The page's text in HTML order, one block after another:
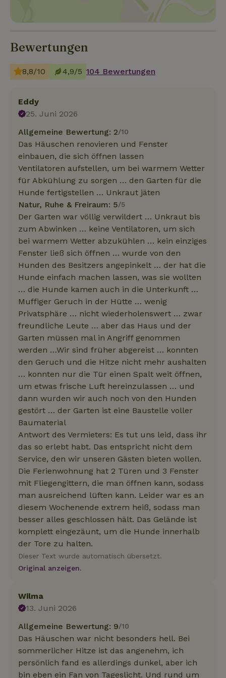
Bewertungen
8,8/10 4,9/5 104 Bewertungen
Eddy
25. Juni 2026
Allgemeine Bewertung: 2/10
Das Häuschen renovieren und Fenster
einbauen, die sich öffnen lassen
Ventilatoren aufstellen, um bei warmem Wetter
für Abkühlung zu sorgen … den Garten für die
Hunde fertigstellen … Unkraut jäten
Natur, Ruhe & Freiraum: 5/5
Der Garten war völlig verwildert … Unkraut bis
zum Abwinken … keine Ventilatoren, um sich
bei warmem Wetter abzukühlen … kein einziges
Fenster ließ sich öffnen … wurde von den
Hunden des Besitzers angepinkelt … der hat die
Hunde einfach machen lassen, was sie wollten
… die Hunde kamen auch in die Unterkunft …
Muffiger Geruch in der Hütte … wenig
Privatsphäre … nicht wiederholenswert … zwar
freundliche Leute … aber das Haus und der
Garten müssen mal in Angriff genommen
werden …Wir sind früher abgereist … konnten
den Geruch und die Hitze nicht mehr aushalten
… konnten nur die Tür einen Spalt weit öffnen,
um etwas frische Luft hereinzulassen … und
dann wurden wir auch noch von den Hunden
gestört … der Garten ist eine Baustelle voller
Baumaterial
Antwort des Vermieters: Es tut uns leid, dass ihr
das so erlebt habt. Das entspricht nicht dem
Service, den wir unseren Gästen bieten wollen.
Die Ferienwohnung hat 2 Türen und 3 Fenster
mit Fliegengittern, die man öffnen kann, sodass
man ausreichend lüften kann. Leider war es an
diesem Wochenende extrem heiß, sodass man
besser alles geschlossen hält. Das Gelände ist
komplett eingezäunt, um die Hunde innerhalb
der Tore zu halten.
Dieser Text wurde automatisch übersetzt.
Original anzeigen.
Wilma
13. Juni 2026
Allgemeine Bewertung: 9/10
Das Häuschen war nicht besonders hell. Bei
sommerlicher Hitze ist das angenehm, ich
persönlich fand es allerdings dunkel, aber ich
bin eben ein Fan von Tageslicht. Und rund um